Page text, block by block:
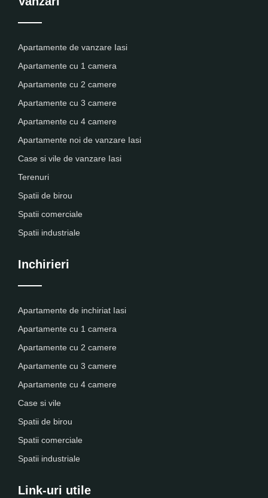
Apartamente de vanzare Iasi
Apartamente cu 1 camera
Apartamente cu 2 camere
Apartamente cu 3 camere
Apartamente cu 4 camere
Apartamente noi de vanzare Iasi
Case si vile de vanzare Iasi
Terenuri
Spatii de birou
Spatii comerciale
Spatii industriale
Inchirieri
Apartamente de inchiriat Iasi
Apartamente cu 1 camera
Apartamente cu 2 camere
Apartamente cu 3 camere
Apartamente cu 4 camere
Case si vile
Spatii de birou
Spatii comerciale
Spatii industriale
Link-uri utile